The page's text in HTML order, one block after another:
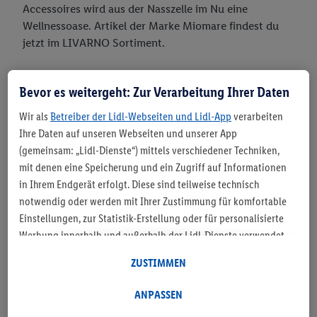
Accessoires wird aus der Nasszelle im Nu eine
Wellnessoase. Artikel der Marke Miomare findest du
jetzt im LIVARNO Sortiment.
BADTEXTILIEN – Wohnlichkeit für
das Bad
Bevor es weitergeht: Zur Verarbeitung Ihrer Daten
Wir als Betreiber der Lidl-Webseiten und Lidl-App verarbeiten
Ihre Daten auf unseren Webseiten und unserer App
(gemeinsam: „Lidl-Dienste“) mittels verschiedener Techniken,
mit denen eine Speicherung und ein Zugriff auf Informationen
in Ihrem Endgerät erfolgt. Diese sind teilweise technisch
notwendig oder werden mit Ihrer Zustimmung für komfortable
Einstellungen, zur Statistik-Erstellung oder für personalisierte
Werbung innerhalb und außerhalb der Lidl-Dienste verwendet.
diese Zwecke auch Daten aus Ihrem Filial-Kaufverhalten
Verwendungszwecke zulassen und weitere Angaben zu den
ANPASSEN
ZUSTIMMEN